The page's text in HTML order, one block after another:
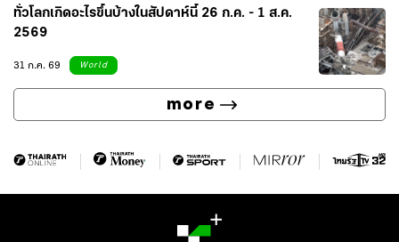
ทั่วโลกเกิดอะไรขึ้นบ้างในสัปดาห์นี้ 26 ก.ค. - 1 ส.ค.
2569
31 ก.ค. 69
World
more